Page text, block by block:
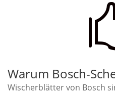
Warum Bosch-
Wischerblätter von Bosch